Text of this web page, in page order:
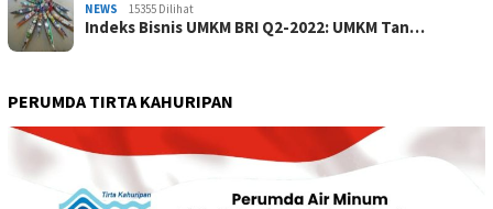
NEWS 15355 Dilihat
Indeks Bisnis UMKM BRI Q2-2022: UMKM Tan…
PERUMDA TIRTA KAHURIPAN